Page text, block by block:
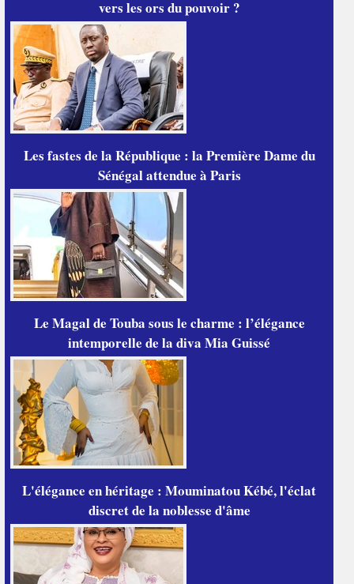
vers les ors du pouvoir ?
Les fastes de la République : la Première Dame du
Sénégal attendue à Paris
Le Magal de Touba sous le charme : l’élégance
intemporelle de la diva Mia Guissé
L'élégance en héritage : Mouminatou Kébé, l'éclat
discret de la noblesse d'âme